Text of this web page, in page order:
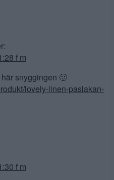
f m
snyggingen 🙂
lovely-linen-paslakan-
f m